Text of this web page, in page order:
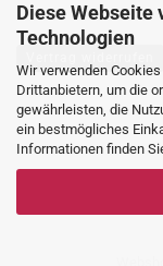
Diese Webseite
Technologien
Wir verwenden
Drittanbietern, um die
gewährleisten, die
ein bestmögliches
Informationen finden